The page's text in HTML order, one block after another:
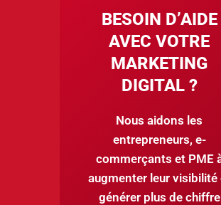
BESOIN D’AIDE
AVEC VOTRE
MARKETING
DIGITAL ?
Nous aidons les
entrepreneurs, e-
commerçants et PME
augmenter leur visibilité
générer plus de chiffre